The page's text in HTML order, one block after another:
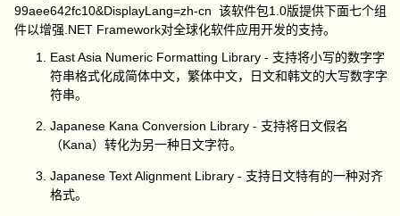
99aee642fc10&DisplayLang=zh-cn 该软件包1.0版提供下面七个组
件以增强.NET Framework对全球化软件应用开发的支持。
East Asia Numeric Formatting Library - 支持将小写的数字字
符串格式化成简体中文，繁体中文，日文和韩文的大写数字字
符串。
Japanese Kana Conversion Library - 支持将日文假名
（Kana）转化为另一种日文字符。
Japanese Text Alignment Library - 支持日文特有的一种对齐
格式。